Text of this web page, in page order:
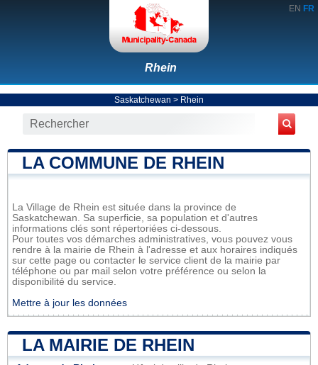
EN FR
Rhein
Saskatchewan > Rhein
LA COMMUNE DE RHEIN
La Village de Rhein est située dans la province de
Saskatchewan. Sa superficie, sa population et d'autres
informations clés sont répertoriées ci-dessous.
Pour toutes vos démarches administratives, vous pouvez vous
rendre à la mairie de Rhein à l'adresse et aux horaires indiqués
sur cette page ou contacter le service client de la mairie par
téléphone ou par mail selon votre préférence ou selon la
disponibilité du service.
Mettre à jour les données
LA MAIRIE DE RHEIN